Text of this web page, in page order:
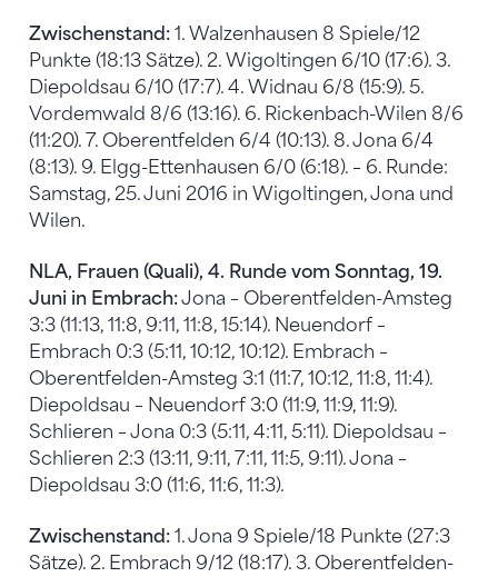
Zwischenstand: 1. Walzenhausen 8 Spiele/12
Punkte (18:13 Sätze). 2. Wigoltingen 6/10 (17:6). 3.
Diepoldsau 6/10 (17:7). 4. Widnau 6/8 (15:9). 5.
Vordemwald 8/6 (13:16). 6. Rickenbach-Wilen 8/6
(11:20). 7. Oberentfelden 6/4 (10:13). 8. Jona 6/4
(8:13). 9. Elgg-Ettenhausen 6/0 (6:18). – 6. Runde:
Samstag, 25. Juni 2016 in Wigoltingen, Jona und
Wilen.
NLA, Frauen (Quali), 4. Runde vom Sonntag, 19.
Juni in Embrach:Jona – Oberentfelden-Amsteg
3:3 (11:13, 11:8, 9:11, 11:8, 15:14). Neuendorf –
Embrach 0:3 (5:11, 10:12, 10:12). Embrach –
Oberentfelden-Amsteg 3:1 (11:7, 10:12, 11:8, 11:4).
Diepoldsau – Neuendorf 3:0 (11:9, 11:9, 11:9).
Schlieren – Jona 0:3 (5:11, 4:11, 5:11). Diepoldsau –
Schlieren 2:3 (13:11, 9:11, 7:11, 11:5, 9:11). Jona –
Diepoldsau 3:0 (11:6, 11:6, 11:3).
Zwischenstand: 1. Jona 9 Spiele/18 Punkte (27:3
Sätze). 2. Embrach 9/12 (18:17). 3. Oberentfelden-